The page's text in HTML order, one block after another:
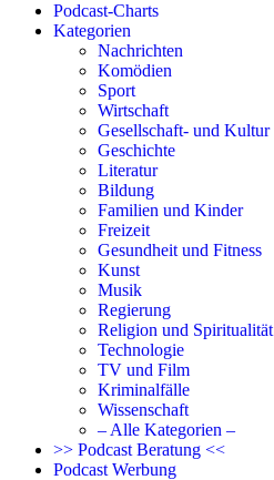
Podcast-Charts
Kategorien
Nachrichten
Komödien
Sport
Wirtschaft
Gesellschaft- und Kultur
Geschichte
Literatur
Bildung
Familien und Kinder
Freizeit
Gesundheit und Fitness
Kunst
Musik
Regierung
Religion und Spiritualität
Technologie
TV und Film
Kriminalfälle
Wissenschaft
– Alle Kategorien –
>> Podcast Beratung <<
Podcast Werbung